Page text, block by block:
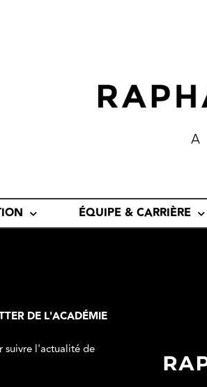
ÉQUIPE & CARRIÈRE
DE L'ACADÉMIE
suivre l'actualité de